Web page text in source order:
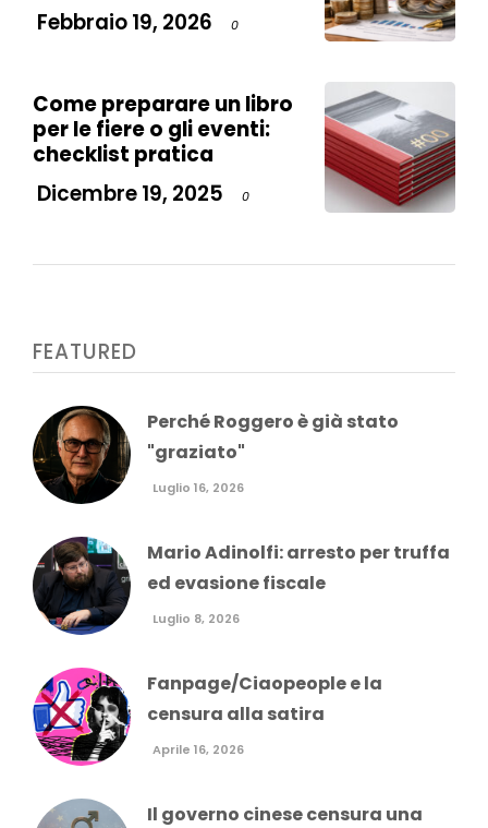
Febbraio 19, 2026
0
Come preparare un libro
per le fiere o gli eventi:
checklist pratica
Dicembre 19, 2025
0
FEATURED
Perché Roggero è già stato
"graziato"
Luglio 16, 2026
Mario Adinolfi: arresto per truffa
ed evasione fiscale
Luglio 8, 2026
Fanpage/Ciaopeople e la
censura alla satira
Aprile 16, 2026
Il governo cinese censura una